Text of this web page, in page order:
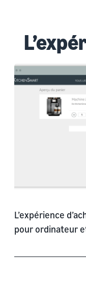
L’expérience
pour ordinateur